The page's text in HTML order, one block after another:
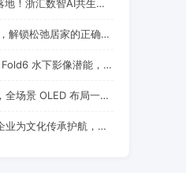
摒弃AI虚火，深耕实业落地！浙汇数智AI共生产业联盟正式成立
用千年舟·新西兰纯松板，解锁松弛居家的正确打开方式
DIVEVOLK 释放 vivo X Fold6 水下影像潜能，助力李子韬记录伯利兹大蓝洞
维信诺 ChinaJoy 首秀，全场景 OLED 布局一口气看完，蓝图乍现
以文化引领企业发展，企业为文化传承护航，独具匠心造好板，文化艺术赋新生